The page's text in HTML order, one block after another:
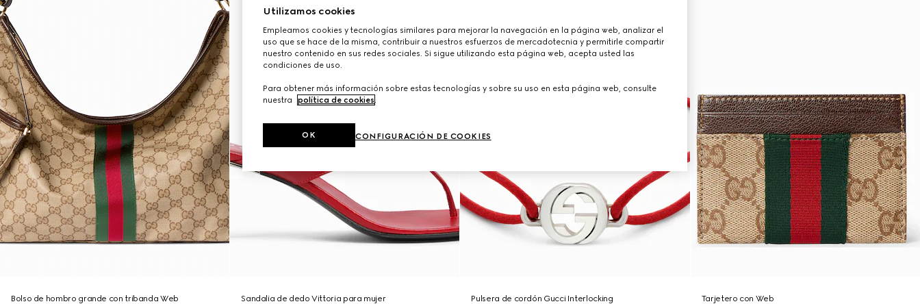
Bolso de hombro grande con tribanda Web
Sandalia de dedo Vittoria para mujer
Pulsera de cordón Gucci Interlocking
Tarjetero con Web
Utilizamos cookies
Empleamos cookies y tecnologías similares para mejorar la navegación en la página web, analizar el
uso que se hace de la misma, contribuir a nuestros esfuerzos de mercadotecnia y permitirle compartir
nuestro contenido en sus redes sociales. Si sigue utilizando esta página web, acepta usted las
condiciones de uso.
Para obtener más información sobre estas tecnologías y sobre su uso en esta página web, consulte
nuestra
política de cookies.
CONFIGURACIÓN DE COOKIES
OK